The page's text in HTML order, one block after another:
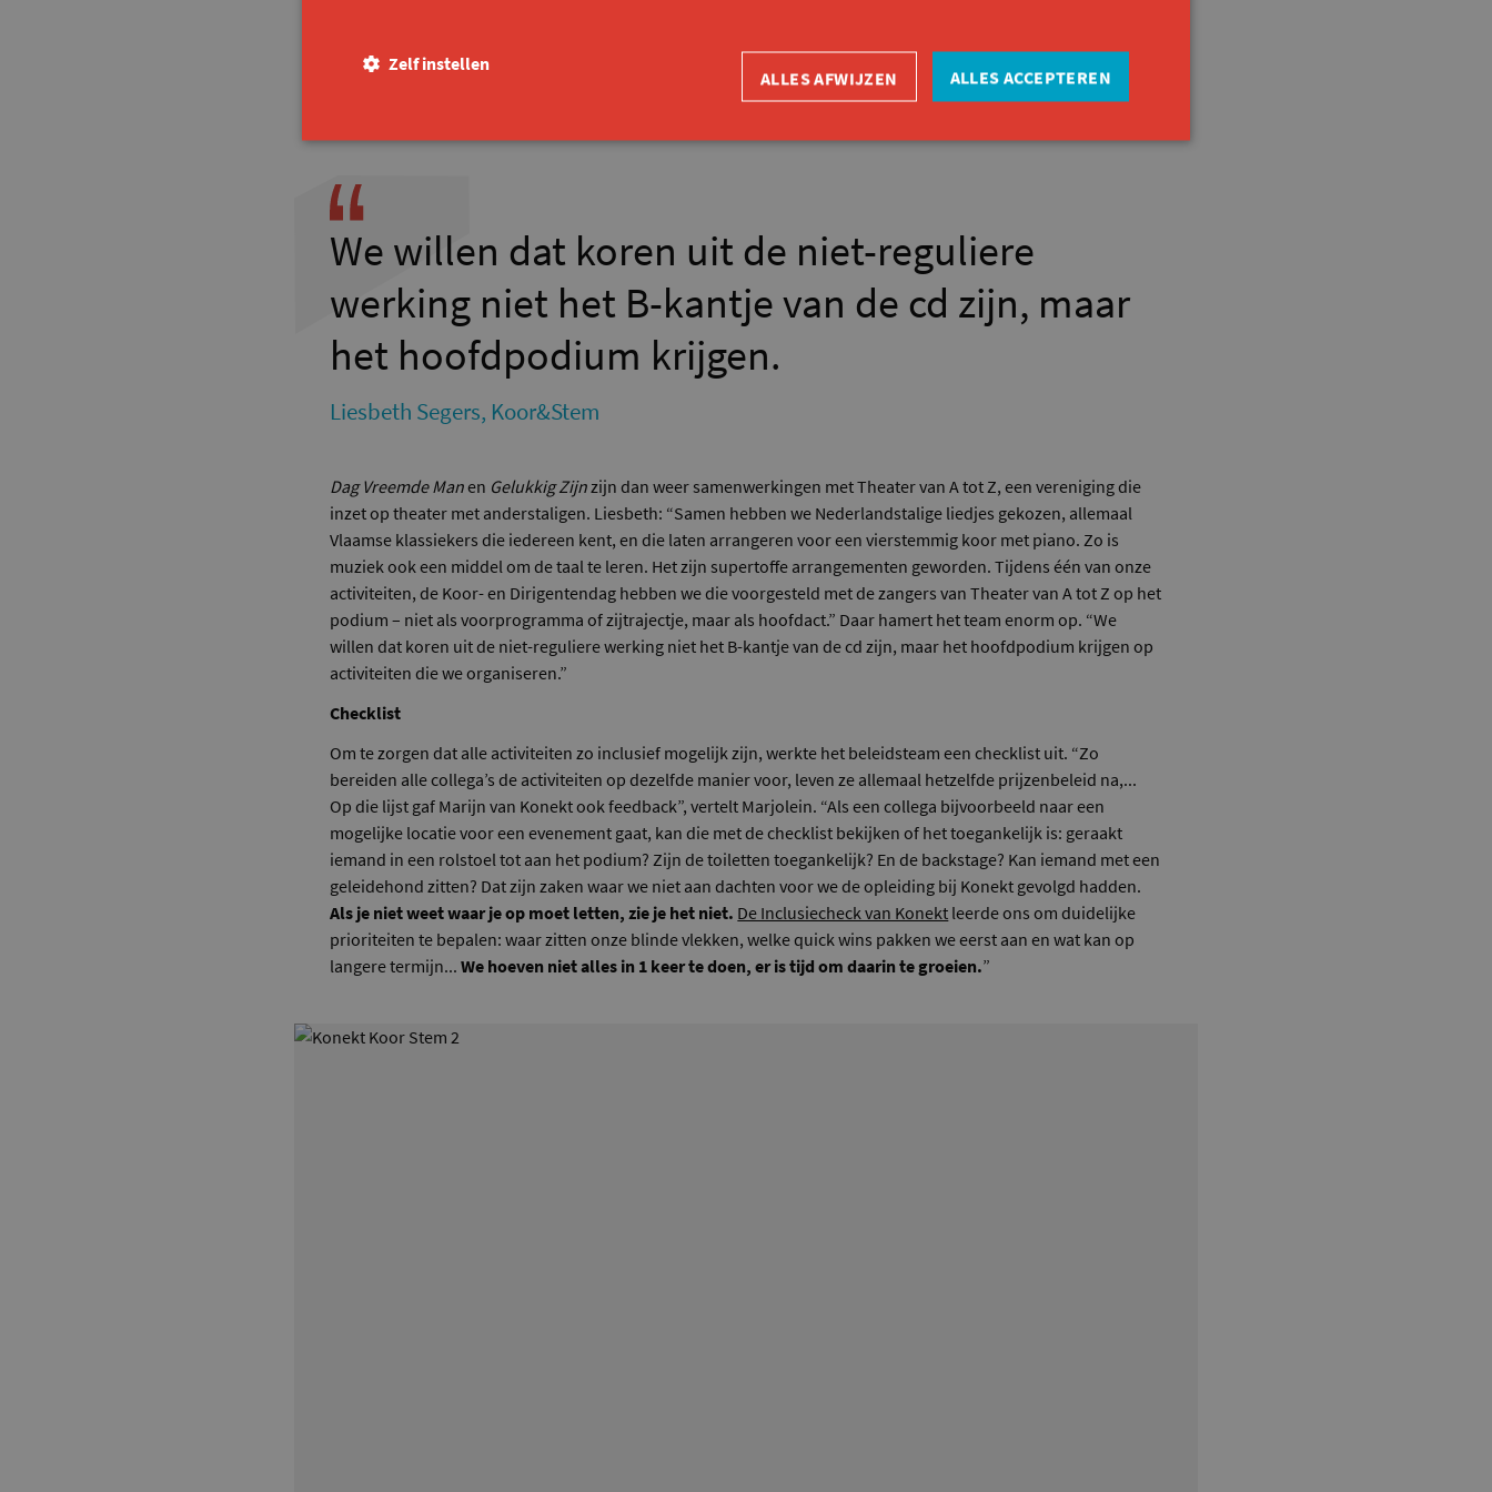
repertoirebundel, en video’s ter ondersteuning. Want naast de didactiek en methode die nodig is, is er vaak ook
een vraag naar inspiratie. Welke muziek slaat aan? Wat is er toegankelijk?”
We willen dat koren uit de niet-reguliere
werking niet het B-kantje van de cd zijn, maar
het hoofdpodium krijgen.
Liesbeth Segers, Koor&Stem
Dag Vreemde Manen Gelukkig Zijn zijn dan weer samenwerkingen met Theater van A tot Z, een vereniging die
inzet op theater met anderstaligen. Liesbeth: “Samen hebben we Nederlandstalige liedjes gekozen, allemaal
Vlaamse klassiekers die iedereen kent, en die laten arrangeren voor een vierstemmig koor met piano. Zo is
muziek ook een middel om de taal te leren. Het zijn supertoffe arrangementen geworden. Tijdens één van onze
activiteiten, de Koor- en Dirigentendag hebben we die voorgesteld met de zangers van Theater van A tot Z op het
podium – niet als voorprogramma of zijtrajectje, maar als hoofdact.” Daar hamert het team enorm op. “We
willen dat koren uit de niet-reguliere werking niet het B-kantje van de cd zijn, maar het hoofdpodium krijgen op
activiteiten die we organiseren.”
Checklist
Om te zorgen dat alle activiteiten zo inclusief mogelijk zijn, werkte het beleidsteam een checklist uit. “Zo
bereiden alle collega’s de activiteiten op dezelfde manier voor, leven ze allemaal hetzelfde prijzenbeleid na,...
Op die lijst gaf Marijn van Konekt ook feedback”, vertelt Marjolein. “Als een collega bijvoorbeeld naar een
mogelijke locatie voor een evenement gaat, kan die met de checklist bekijken of het toegankelijk is: geraakt
iemand in een rolstoel tot aan het podium? Zijn de toiletten toegankelijk? En de backstage? Kan iemand met een
geleidehond zitten? Dat zijn zaken waar we niet aan dachten voor we de opleiding bij Konekt gevolgd hadden.
Als je niet weet waar je op moet letten, zie je het niet. De Inclusiecheck van Konekt leerde ons om duidelijke
prioriteiten te bepalen: waar zitten onze blinde vlekken, welke quick wins pakken we eerst aan en wat kan op
langere termijn...We hoeven niet alles in 1 keer te doen, er is tijd om daarin te groeien.”
ALLES ACCEPTEREN
ALLES AFWIJZEN
Zelf instellen